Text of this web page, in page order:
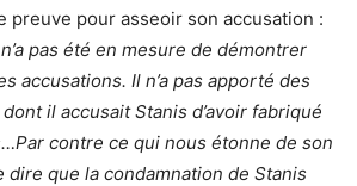
preuve pour asseoir son accusation :
pas été en mesure de démontrer
accusations. Il n’a pas apporté des
il accusait Stanis d’avoir fabriqué
contre ce qui nous étonne de son
dire que la condamnation de Stanis